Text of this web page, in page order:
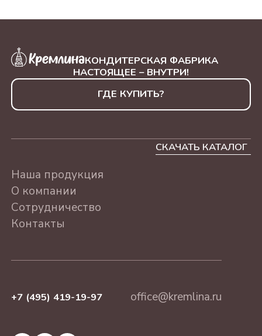
"МОСКОВСКИЕ ТАЙНЫ",
АССОРТИ КОНФЕТ В
УПАКОВКЕ "8 МАРТА",
"КЭЖУАЛ РОССИЯ"
ЛЮБИМОМУ УЧИТЕЛЮ
АССОРТИ 500г
ЛУЧШЕМУ ВРАЧУ
АССОРТИ 500г
С ПРАЗДНИКОМ
КОНДИТЕРСКАЯ ФАБРИКА
НАСТОЯЩЕЕ – ВНУТРИ!
ГДЕ КУПИТЬ?
Наша продукция
О компании
Сотрудничество
Контакты
+7 (495) 419-19-97 office@kremlina.ru
СКАЧАТЬ КАТАЛОГ